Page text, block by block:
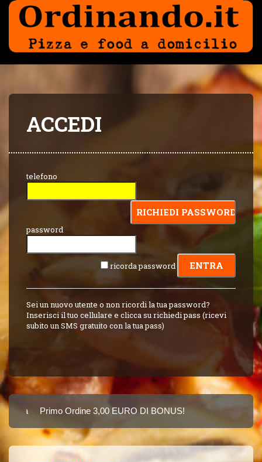
ACCEDI
telefono
password
ricorda password
Sei un nuovo utente o non ricordi la tua password?
Inserisci il tuo cellulare e clicca su richiedi pass (ricevi
subito un SMS gratuito con la tua pass)
Primo Ordine 3,00 EURO DI BONUS!
8 PUNTI 3,00